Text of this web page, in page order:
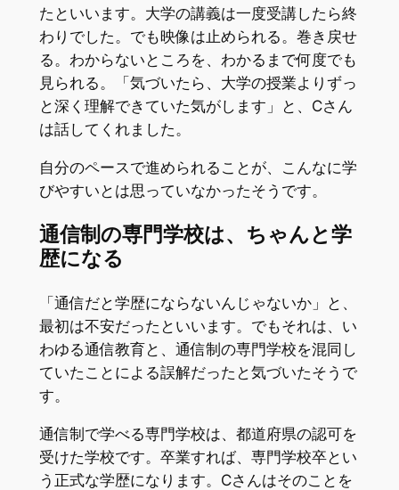
たといいます。大学の講義は一度受講したら終
わりでした。でも映像は止められる。巻き戻せ
る。わからないところを、わかるまで何度でも
見られる。「気づいたら、大学の授業よりずっ
と深く理解できていた気がします」と、Cさん
は話してくれました。
自分のペースで進められることが、こんなに学
びやすいとは思っていなかったそうです。
通信制の専門学校は、ちゃんと学
歴になる
「通信だと学歴にならないんじゃないか」と、
最初は不安だったといいます。でもそれは、い
わゆる通信教育と、通信制の専門学校を混同し
ていたことによる誤解だったと気づいたそうで
す。
通信制で学べる専門学校は、都道府県の認可を
受けた学校です。卒業すれば、専門学校卒とい
う正式な学歴になります。Cさんはそのことを